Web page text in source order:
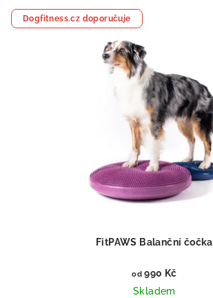
Dogfitness.cz doporučuje
FitPAWS Balanční čočka
od 990 Kč
Skladem